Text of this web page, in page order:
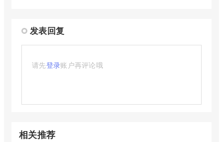
发表回复
请先登录账户再评论哦
相关推荐